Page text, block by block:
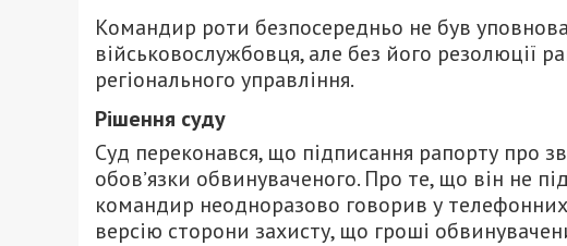
Командир роти безпосередньо не був
військовослужбовця, але без його резолюції
регіонального управління.
Рішення суду
Суд переконався, що підписання рапорту про
обовʼязки обвинуваченого. Про те, що він не
командир неодноразово говорив у
версію сторони захисту, що гроші